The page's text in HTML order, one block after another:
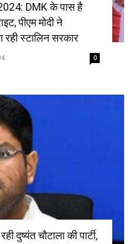
DMK के पास है
पीएम मोदी ने
स्टालिन सरकार
0
दुष्यंत चौटाला की पार्टी,